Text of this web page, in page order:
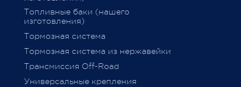
15 декабря 2020
Топливные баки (нашего
изготовления)
Тормозная система
Тормозная система из нержавейки
Трансмиссия Off-Road
Универсальные крепления